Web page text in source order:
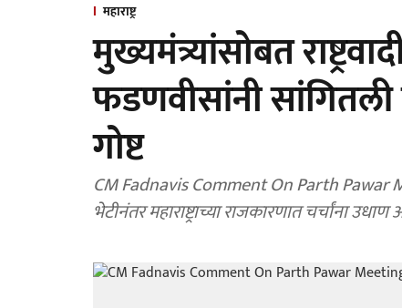
महाराष्ट्र
मुख्यमंत्र्यांसोबत
फडणवीसांनी सांगितली
गोष्ट
CM Fadnavis Comment On Parth Pawar Meeting : मुख्यमंत्री देवेंद्र फडणवीस आणि पार्थ पवार यांच्या
भेटीनंतर महाराष्ट्राच्या राजकारणात चर्चांना